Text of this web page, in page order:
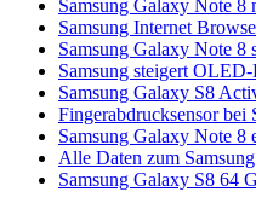
Samsung Galaxy Note 8
Samsung Internet
Samsung Galaxy Note 8
Samsung steigert
Samsung Galaxy S8
Fingerabdrucksensor bei
Samsung Galaxy Note 8
Alle Daten zum
Samsung Galaxy S8 64